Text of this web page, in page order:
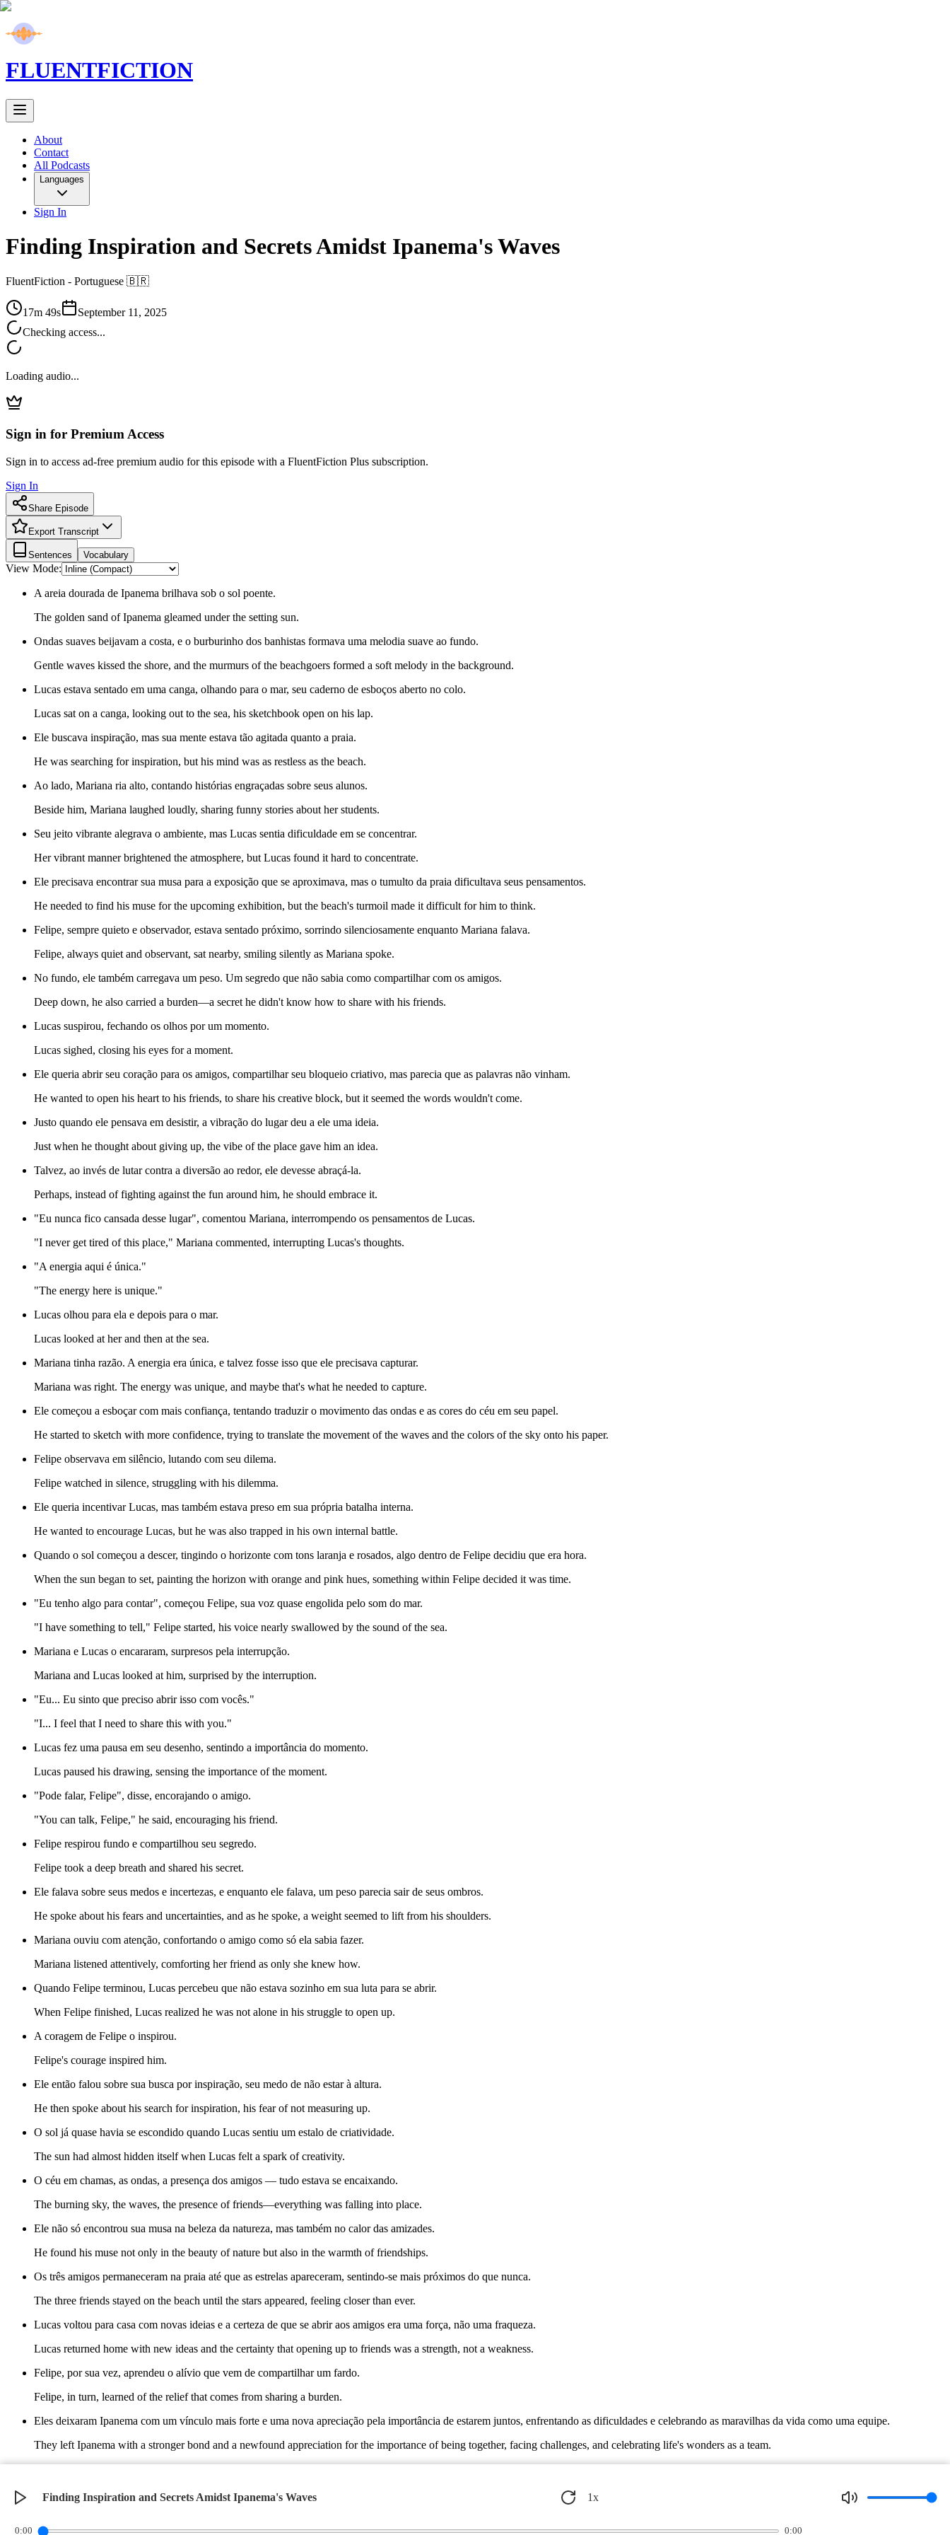
FLUENTFICTION
About
Contact
All Podcasts
Languages
Sign In
Finding Inspiration and Secrets Amidst Ipanema's Waves
FluentFiction - Portuguese 🇧🇷
17m 49s
September 11, 2025
Checking access...
Loading audio...
Finding Inspiration and Secrets Amidst Ipanema's Waves 1x
0:00 0:00
Sign in for Premium Access
Sign in to access ad-free premium audio for this episode with a FluentFiction Plus subscription.
Sign In
Share Episode
Export Transcript
Sentences Vocabulary
View Mode:
A areia dourada de Ipanema brilhava sob o sol poente.
The golden sand of Ipanema gleamed under the setting sun.
Ondas suaves beijavam a costa, e o burburinho dos banhistas formava uma melodia suave ao fundo.
Gentle waves kissed the shore, and the murmurs of the beachgoers formed a soft melody in the background.
Lucas estava sentado em uma canga, olhando para o mar, seu caderno de esboços aberto no colo.
Lucas sat on a canga, looking out to the sea, his sketchbook open on his lap.
Ele buscava inspiração, mas sua mente estava tão agitada quanto a praia.
He was searching for inspiration, but his mind was as restless as the beach.
Ao lado, Mariana ria alto, contando histórias engraçadas sobre seus alunos.
Beside him, Mariana laughed loudly, sharing funny stories about her students.
Seu jeito vibrante alegrava o ambiente, mas Lucas sentia dificuldade em se concentrar.
Her vibrant manner brightened the atmosphere, but Lucas found it hard to concentrate.
Ele precisava encontrar sua musa para a exposição que se aproximava, mas o tumulto da praia dificultava seus pensamentos.
He needed to find his muse for the upcoming exhibition, but the beach's turmoil made it difficult for him to think.
Felipe, sempre quieto e observador, estava sentado próximo, sorrindo silenciosamente enquanto Mariana falava.
Felipe, always quiet and observant, sat nearby, smiling silently as Mariana spoke.
No fundo, ele também carregava um peso. Um segredo que não sabia como compartilhar com os amigos.
Deep down, he also carried a burden—a secret he didn't know how to share with his friends.
Lucas suspirou, fechando os olhos por um momento.
Lucas sighed, closing his eyes for a moment.
Ele queria abrir seu coração para os amigos, compartilhar seu bloqueio criativo, mas parecia que as palavras não vinham.
He wanted to open his heart to his friends, to share his creative block, but it seemed the words wouldn't come.
Justo quando ele pensava em desistir, a vibração do lugar deu a ele uma ideia.
Just when he thought about giving up, the vibe of the place gave him an idea.
Talvez, ao invés de lutar contra a diversão ao redor, ele devesse abraçá-la.
Perhaps, instead of fighting against the fun around him, he should embrace it.
"Eu nunca fico cansada desse lugar", comentou Mariana, interrompendo os pensamentos de Lucas.
"I never get tired of this place," Mariana commented, interrupting Lucas's thoughts.
"A energia aqui é única."
"The energy here is unique."
Lucas olhou para ela e depois para o mar.
Lucas looked at her and then at the sea.
Mariana tinha razão. A energia era única, e talvez fosse isso que ele precisava capturar.
Mariana was right. The energy was unique, and maybe that's what he needed to capture.
Ele começou a esboçar com mais confiança, tentando traduzir o movimento das ondas e as cores do céu em seu papel.
He started to sketch with more confidence, trying to translate the movement of the waves and the colors of the sky onto his paper.
Felipe observava em silêncio, lutando com seu dilema.
Felipe watched in silence, struggling with his dilemma.
Ele queria incentivar Lucas, mas também estava preso em sua própria batalha interna.
He wanted to encourage Lucas, but he was also trapped in his own internal battle.
Quando o sol começou a descer, tingindo o horizonte com tons laranja e rosados, algo dentro de Felipe decidiu que era hora.
When the sun began to set, painting the horizon with orange and pink hues, something within Felipe decided it was time.
"Eu tenho algo para contar", começou Felipe, sua voz quase engolida pelo som do mar.
"I have something to tell," Felipe started, his voice nearly swallowed by the sound of the sea.
Mariana e Lucas o encararam, surpresos pela interrupção.
Mariana and Lucas looked at him, surprised by the interruption.
"Eu... Eu sinto que preciso abrir isso com vocês."
"I... I feel that I need to share this with you."
Lucas fez uma pausa em seu desenho, sentindo a importância do momento.
Lucas paused his drawing, sensing the importance of the moment.
"Pode falar, Felipe", disse, encorajando o amigo.
"You can talk, Felipe," he said, encouraging his friend.
Felipe respirou fundo e compartilhou seu segredo.
Felipe took a deep breath and shared his secret.
Ele falava sobre seus medos e incertezas, e enquanto ele falava, um peso parecia sair de seus ombros.
He spoke about his fears and uncertainties, and as he spoke, a weight seemed to lift from his shoulders.
Mariana ouviu com atenção, confortando o amigo como só ela sabia fazer.
Mariana listened attentively, comforting her friend as only she knew how.
Quando Felipe terminou, Lucas percebeu que não estava sozinho em sua luta para se abrir.
When Felipe finished, Lucas realized he was not alone in his struggle to open up.
A coragem de Felipe o inspirou.
Felipe's courage inspired him.
Ele então falou sobre sua busca por inspiração, seu medo de não estar à altura.
He then spoke about his search for inspiration, his fear of not measuring up.
O sol já quase havia se escondido quando Lucas sentiu um estalo de criatividade.
The sun had almost hidden itself when Lucas felt a spark of creativity.
O céu em chamas, as ondas, a presença dos amigos — tudo estava se encaixando.
The burning sky, the waves, the presence of friends—everything was falling into place.
Ele não só encontrou sua musa na beleza da natureza, mas também no calor das amizades.
He found his muse not only in the beauty of nature but also in the warmth of friendships.
Os três amigos permaneceram na praia até que as estrelas apareceram, sentindo-se mais próximos do que nunca.
The three friends stayed on the beach until the stars appeared, feeling closer than ever.
Lucas voltou para casa com novas ideias e a certeza de que se abrir aos amigos era uma força, não uma fraqueza.
Lucas returned home with new ideas and the certainty that opening up to friends was a strength, not a weakness.
Felipe, por sua vez, aprendeu o alívio que vem de compartilhar um fardo.
Felipe, in turn, learned of the relief that comes from sharing a burden.
Eles deixaram Ipanema com um vínculo mais forte e uma nova apreciação pela importância de estarem juntos, enfrentando as dificuldades e celebrando as maravilhas da vida como uma equipe.
They left Ipanema with a stronger bond and a newfound appreciation for the importance of being together, facing challenges, and celebrating life's wonders as a team.
Spring in Ipanema had never been so inspiring.